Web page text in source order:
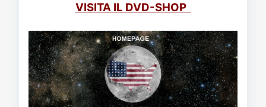
VISITA IL DVD-SHOP